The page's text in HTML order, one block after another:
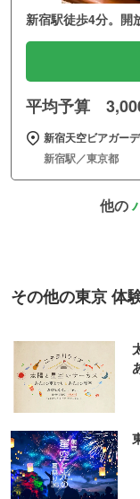
新宿駅徒歩4分。開
平均予算
新宿天空ビアガー
新宿駅／東京都
他の
その他の東京 体